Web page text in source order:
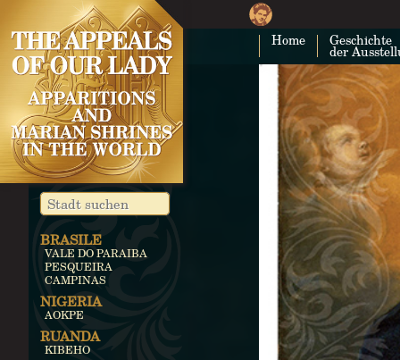
Home Geschichte
der
BRASILE
VALE DO PARAIBA
PESQUEIRA
CAMPINAS
NIGERIA
AOKPE
RUANDA
KIBEHO